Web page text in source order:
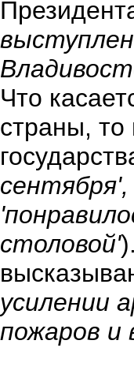
Что
страны,
столовой'
усилении
пожаров и